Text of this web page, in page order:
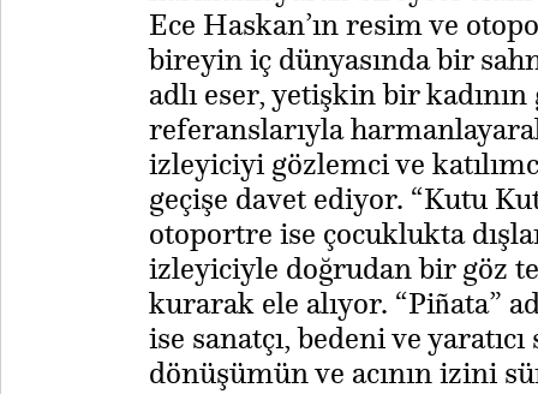
Ece Haskan’ın resim ve
bireyin iç dünyasında bir
adlı eser, yetişkin bir
referanslarıyla
izleyiciyi gözlemci ve
geçişe davet ediyor. “Kutu
otoportre ise çocuklukta
izleyiciyle doğrudan bir göz
kurarak ele alıyor. “Piñata”
ise sanatçı, bedeni ve
dönüşümün ve acının izini